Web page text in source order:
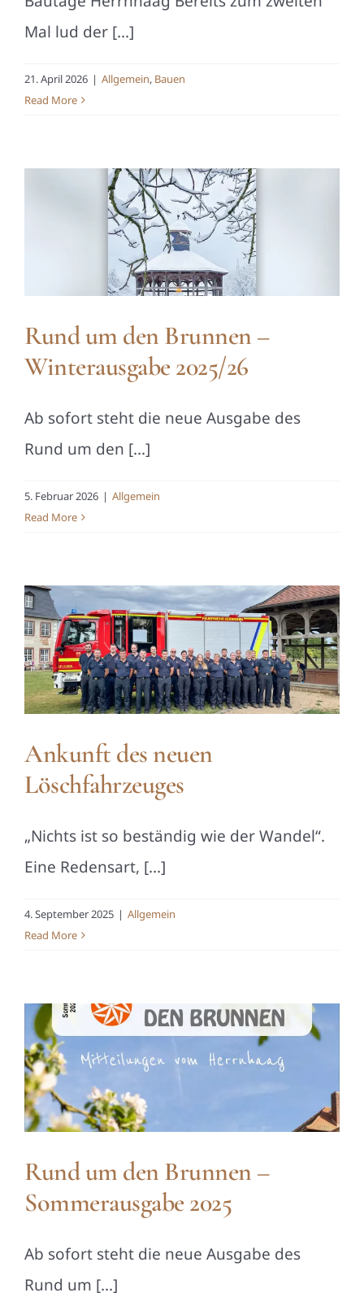
Mal lud der [...]
21. April 2026 | Allgemein, Bauen
Read More
Rund um den Brunnen –
Winterausgabe 2025/26
Ab sofort steht die neue Ausgabe des
Rund um den [...]
5. Februar 2026 | Allgemein
Read More
Ankunft des neuen
Löschfahrzeuges
„Nichts ist so beständig wie der Wandel“.
Eine Redensart, [...]
4. September 2025 | Allgemein
Read More
Rund um den Brunnen –
Sommerausgabe 2025
Ab sofort steht die neue Ausgabe des
Rund um [...]